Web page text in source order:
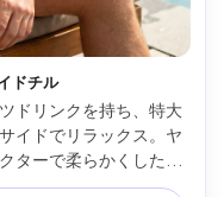
ドチル
ドリンクを持ち、特大
イドでリラックス。ヤ
ターで柔らかくした夏
、半身構図、光沢ハイ